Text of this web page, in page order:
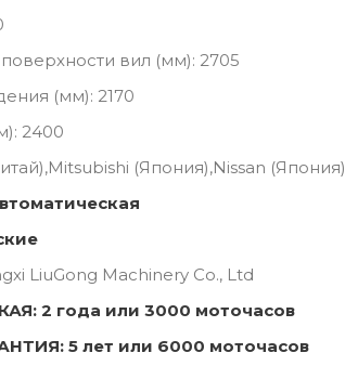
вил (мм): 2705
(мм): 2170
2400
(Япония),Nissan
LiuGong Machinery Co., Ltd
2 года или 3000 моточасов
5 лет или 6000 моточасов